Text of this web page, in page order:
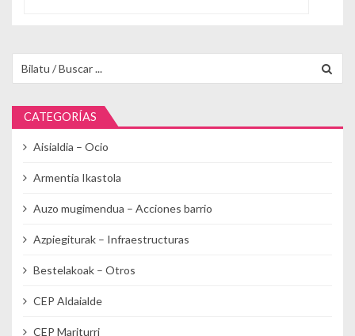
CATEGORÍAS
Aisialdia – Ocio
Armentia Ikastola
Auzo mugimendua – Acciones barrio
Azpiegiturak – Infraestructuras
Bestelakoak – Otros
CEP Aldaialde
CEP Mariturri